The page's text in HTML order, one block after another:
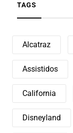
TAGS
Alcatraz
Assistidos
California
Disneyland